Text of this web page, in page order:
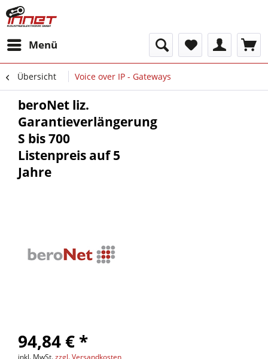
Menü
Übersicht Voice over IP - Gateways
beroNet liz.
Garantieverlängerung
S bis 700
Listenpreis auf 5
Jahre
94,84 € *
inkl. MwSt.zzgl. Versandkosten